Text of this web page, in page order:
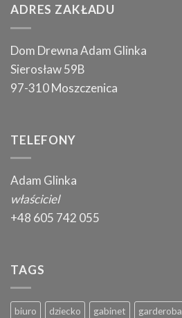
ADRES ZAKŁADU
Dom Drewna Adam Glinka
Sierosław 59B
97-310 Moszczenica
TELEFONY
Adam Glinka
właściciel
+48 605 742 055
TAGS
biuro dziecko gabinet garderoba